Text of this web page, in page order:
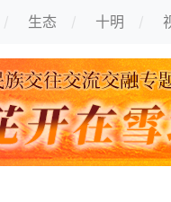
生态 十明